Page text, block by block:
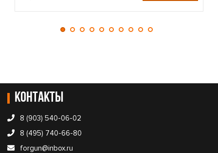
Контакты
8 (903) 540-06-02
8 (495) 740-66-80
forgun@inbox.ru